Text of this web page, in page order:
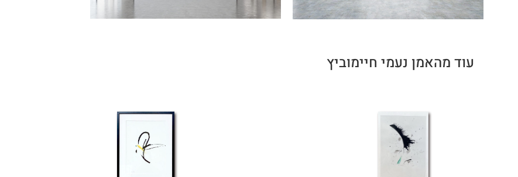
עוד מהאמן נעמי חיימוביץ